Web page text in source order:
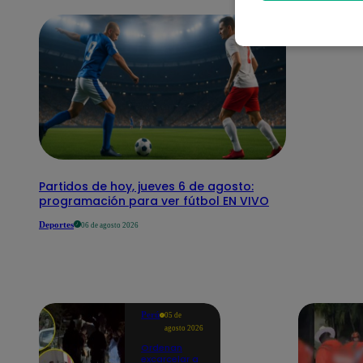
Partidos de hoy, jueves 6 de agosto:
programación para ver fútbol EN VIVO
Deportes 06 de agosto 2026
Perú
05 de
agosto 2026
Ordenan
excarcelar a